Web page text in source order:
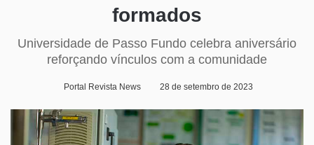
formados
Universidade de Passo Fundo celebra aniversário
reforçando vínculos com a comunidade
Portal Revista News 28 de setembro de 2023